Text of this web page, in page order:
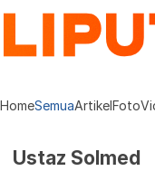
HomeSemuaArtikelFoto
Ustaz Solmed